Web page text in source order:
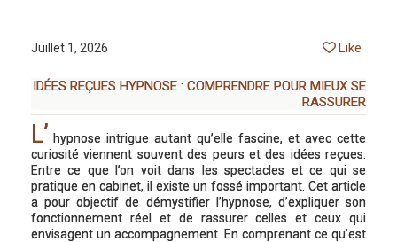
Juillet 1, 2026 Like
IDÉES REÇUES HYPNOSE : COMPRENDRE POUR MIEUX SE
RASSURER
L’ hypnose intrigue autant qu’elle fascine, et avec cette
curiosité viennent souvent des peurs et des idées reçues.
Entre ce que l’on voit dans les spectacles et ce qui se
pratique en cabinet, il existe un fossé important. Cet article
a pour objectif de démystifier l’hypnose, d’expliquer son
fonctionnement réel et de rassurer celles et ceux qui
envisagent un accompagnement. En comprenant ce qu’est